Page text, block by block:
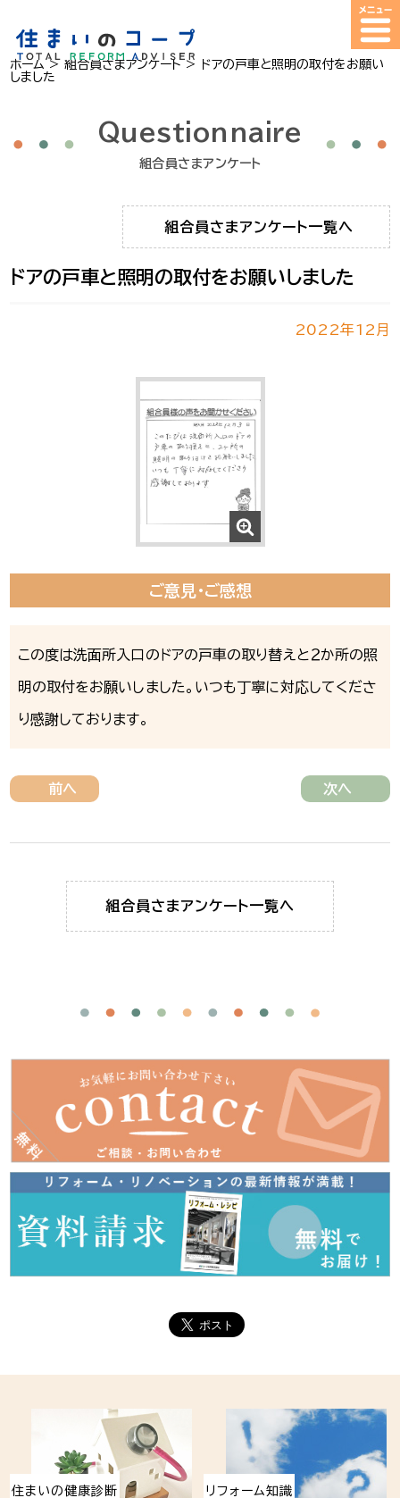
ホーム >組合員さまアンケート >
ドアの戸車と照明の取付をお願い
しました
Questionnaire
組合員さまアンケート
組合員さまアンケート一覧へ
ドアの戸車と照明の取付をお願いしました
2022年12月
ご意見・ご感想
この度は洗面所入口のドアの戸車の取り替えと２か所の照
明の取付をお願いしました。いつも丁寧に対応してくださ
り感謝しております。
前へ 次へ
組合員さまアンケート一覧へ
住まいの健康診断 リフォーム知識